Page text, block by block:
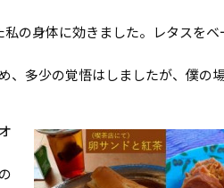
の身体に効きました。レタスをベ
、多少の覚悟はしましたが、僕の